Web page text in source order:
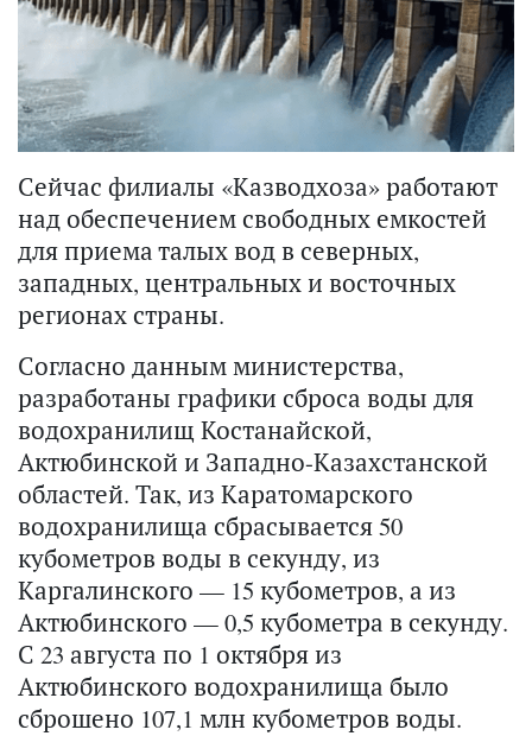
Сейчас филиалы «Казводхоза» работают
над обеспечением свободных емкостей
для приема талых вод в северных,
западных, центральных и восточных
регионах страны.
Согласно данным министерства,
разработаны графики сброса воды для
водохранилищ Костанайской,
Актюбинской и Западно-Казахстанской
областей. Так, из Каратомарского
водохранилища сбрасывается 50
кубометров воды в секунду, из
Каргалинского — 15 кубометров, а из
Актюбинского — 0,5 кубометра в секунду.
С 23 августа по 1 октября из
Актюбинского водохранилища было
сброшено 107,1 млн кубометров воды.